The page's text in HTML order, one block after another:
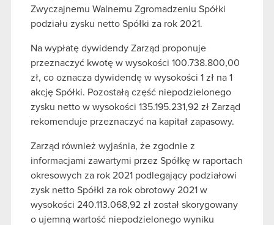
Zwyczajnemu Walnemu Zgromadzeniu Spółki
podziału zysku netto Spółki za rok 2021.
Na wypłatę dywidendy Zarząd proponuje
przeznaczyć kwotę w wysokości 100.738.800,00
zł, co oznacza dywidendę w wysokości 1 zł na 1
akcję Spółki. Pozostałą część niepodzielonego
zysku netto w wysokości 135.195.231,92 zł Zarząd
rekomenduje przeznaczyć na kapitał zapasowy.
Zarząd również wyjaśnia, że zgodnie z
informacjami zawartymi przez Spółkę w raportach
okresowych za rok 2021 podlegający podziałowi
zysk netto Spółki za rok obrotowy 2021 w
wysokości 240.113.068,92 zł został skorygowany
o ujemną wartość niepodzielonego wyniku